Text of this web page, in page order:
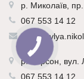
р. Миколаїв,
067 553 14 12
р. Херсон, вул.
067 553 14 12